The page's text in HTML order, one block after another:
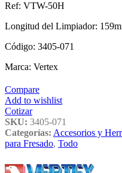
Ref: VTW-50H
Longitud del Limpiador:
Código: 3405-071
Marca: Vertex
Compare
Add to wishlist
Cotizar
SKU: 3405-071
Categorías: Accesorios y
para Fresado, Todo